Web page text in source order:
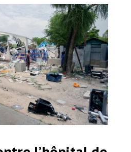
une frappe aérienne dans la